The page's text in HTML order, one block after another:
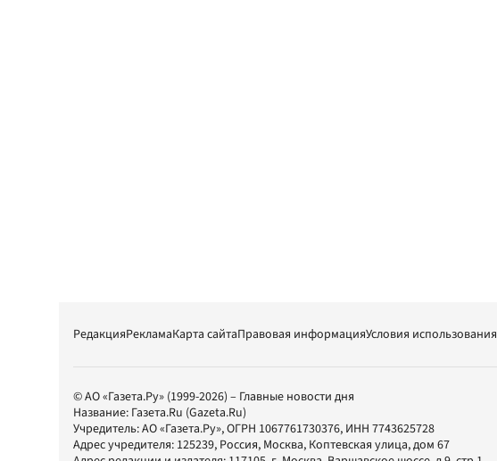
РедакцияРекламаКарта сайтаПравовая информацияУсловия использования
© АО «Газета.Ру» (1999-2026) – Главные новости дня
Название: Газета.Ru (Gazeta.Ru)
Учредитель:АО «Газета.Ру», ОГРН 1067761730376, ИНН 7743625728
Адрес учредителя: 125239, Россия, Москва, Коптевская улица, дом 67